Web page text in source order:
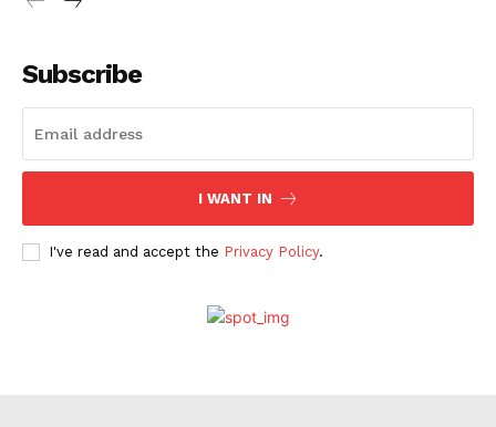
Subscribe
I WANT IN
I've read and accept the Privacy Policy.